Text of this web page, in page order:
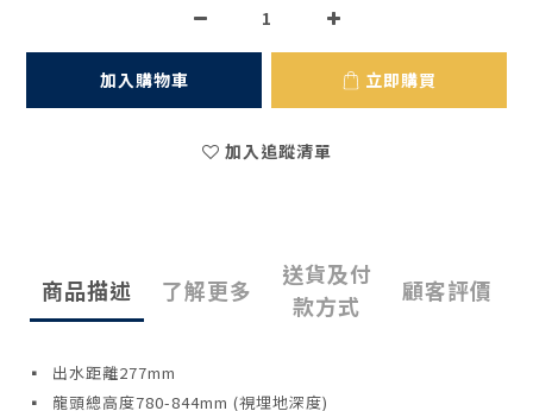
加入購物車 立即購買
加入追蹤清單
商品描述 了解更多
送貨及付
款方式
顧客評價
▪ 出水距離277mm
▪ 龍頭總高度780-844mm (視埋地深度)